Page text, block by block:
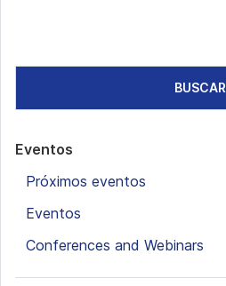
BUSCAR
Eventos
Próximos eventos
Eventos
Conferences and Webinars